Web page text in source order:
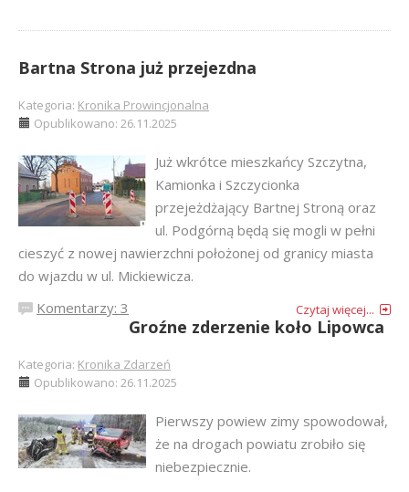
Bartna Strona już przejezdna
Kategoria: Kronika Prowincjonalna
Opublikowano: 26.11.2025
Już wkrótce mieszkańcy Szczytna,
Kamionka i Szczycionka
przejeżdżający Bartnej Stroną oraz
ul. Podgórną będą się mogli w pełni
cieszyć z nowej nawierzchni położonej od granicy miasta
do wjazdu w ul. Mickiewicza.
Komentarzy: 3
Czytaj więcej...
Groźne zderzenie koło Lipowca
Kategoria: Kronika Zdarzeń
Opublikowano: 26.11.2025
Pierwszy powiew zimy spowodował,
że na drogach powiatu zrobiło się
niebezpiecznie.